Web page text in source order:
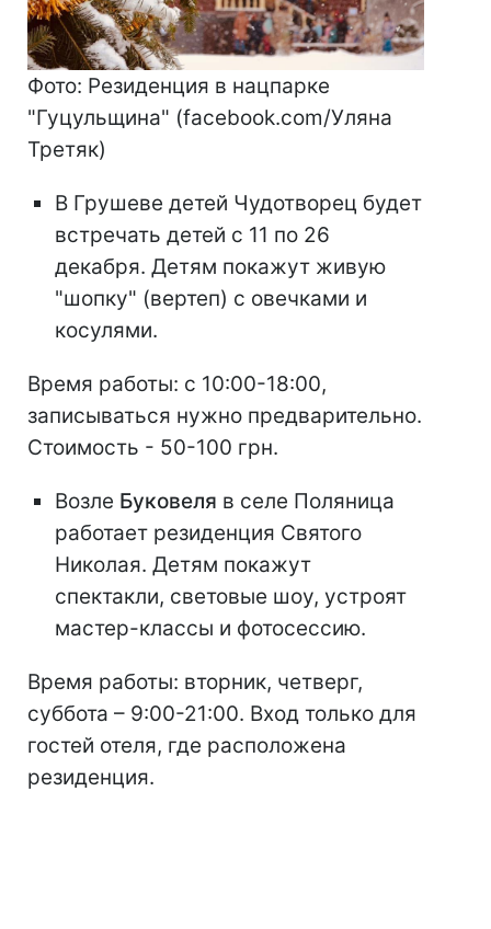
Фото: Резиденция в нацпарке
"Гуцульщина" (facebook.com/Уляна
Третяк)
В Грушеве детей Чудотворец будет
встречать детей с 11 по 26
декабря. Детям покажут живую
"шопку" (вертеп) с овечками и
косулями.
Время работы: с 10:00-18:00,
записываться нужно предварительно.
Стоимость - 50-100 грн.
Возле Буковеля в селе Поляница
работает резиденция Святого
Николая. Детям покажут
спектакли, световые шоу, устроят
мастер-классы и фотосессию.
Время работы: вторник, четверг,
суббота – 9:00-21:00. Вход только для
гостей отеля, где расположена
резиденция.